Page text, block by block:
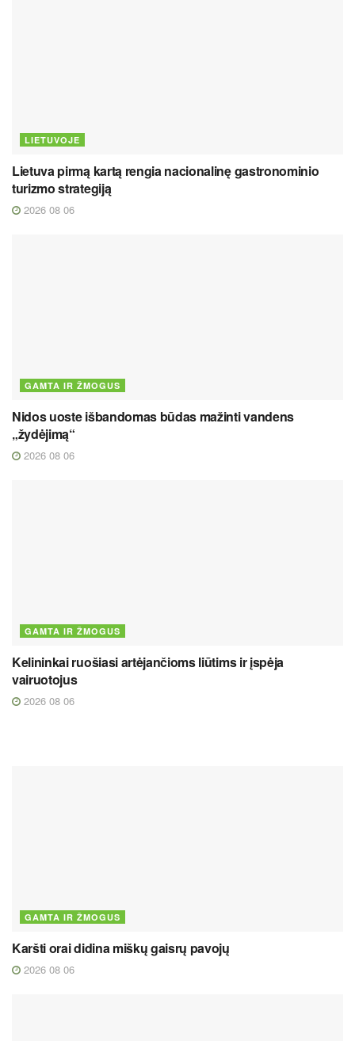
LIETUVOJE
Lietuva pirmą kartą rengia nacionalinę gastronominio
turizmo strategiją
2026 08 06
GAMTA IR ŽMOGUS
Nidos uoste išbandomas būdas mažinti vandens
„žydėjimą“
2026 08 06
GAMTA IR ŽMOGUS
Kelininkai ruošiasi artėjančioms liūtims ir įspėja
vairuotojus
2026 08 06
GAMTA IR ŽMOGUS
Karšti orai didina miškų gaisrų pavojų
2026 08 06